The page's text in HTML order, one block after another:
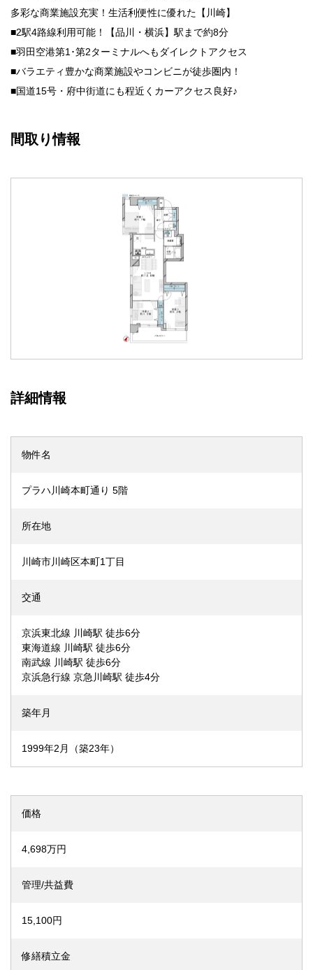
多彩な商業施設充実！生活利便性に優れた【川崎】
■2駅4路線利用可能！
【品川・横浜】駅まで約8分
■羽田空港第1･第2ターミナルへもダイレクトアクセス
■バラエティ豊かな商業施設やコンビニが徒歩圏内！
■国道15号・府中街道にも程近くカーアクセス良好♪
間取り情報
詳細情報
物件名
プラハ川崎本町通り 5階
所在地
川崎市川崎区本町1丁目
交通
京浜東北線 川崎駅 徒歩6分
東海道線 川崎駅 徒歩6分
南武線 川崎駅 徒歩6分
京浜急行線 京急川崎駅 徒歩4分
築年月
1999年2月（築23年）
価格
4,698万円
管理/共益費
15,100円
修繕積立金